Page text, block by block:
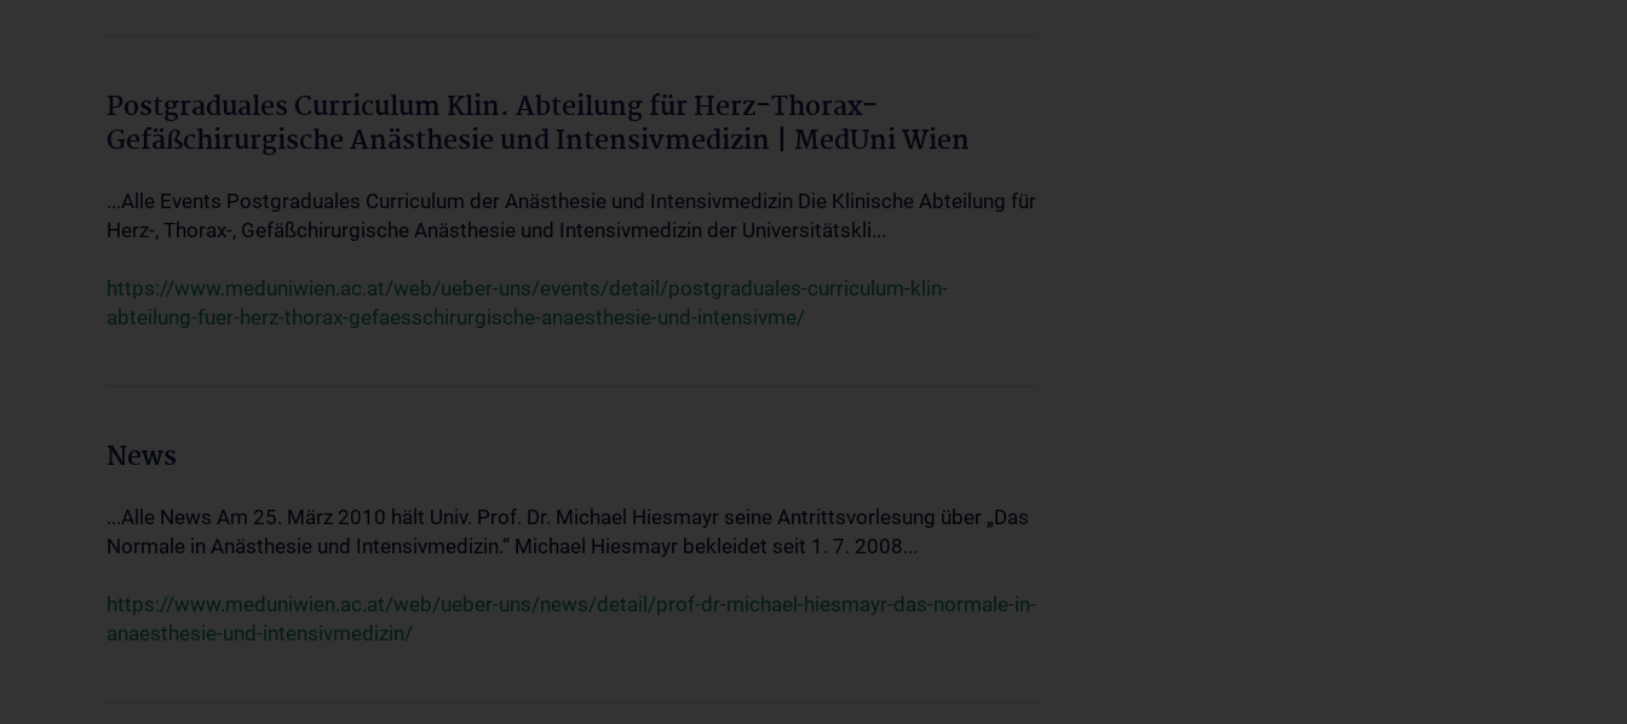
Postgraduales Curriculum Klin. Abteilung für Herz-Thorax-
Gefäßchirurgische Anästhesie und Intensivmedizin | MedUni Wien
...Alle Events Postgraduales Curriculum der Anästhesie und Intensivmedizin Die Klinische Abteilung für
Herz-, Thorax-, Gefäßchirurgische Anästhesie und Intensivmedizin der Universitätskli...
https://www.meduniwien.ac.at/web/ueber-uns/events/detail/postgraduales-curriculum-klin-
abteilung-fuer-herz-thorax-gefaesschirurgische-anaesthesie-und-intensivme/
News
...Alle News Am 25. März 2010 hält Univ. Prof. Dr. Michael Hiesmayr seine Antrittsvorlesung über „Das
Normale in Anästhesie und Intensivmedizin.“ Michael Hiesmayr bekleidet seit 1. 7. 2008...
https://www.meduniwien.ac.at/web/ueber-uns/news/detail/prof-dr-michael-hiesmayr-das-normale-in-
anaesthesie-und-intensivmedizin/